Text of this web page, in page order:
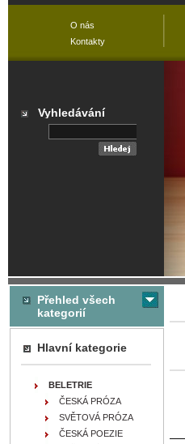
Přehled všech
kategorií
Hlavní kategorie
BELETRIE
ČESKÁ PRÓZA
SVĚTOVÁ PRÓZA
ČESKÁ POEZIE
O nás
Kontakty
Vyhledávání